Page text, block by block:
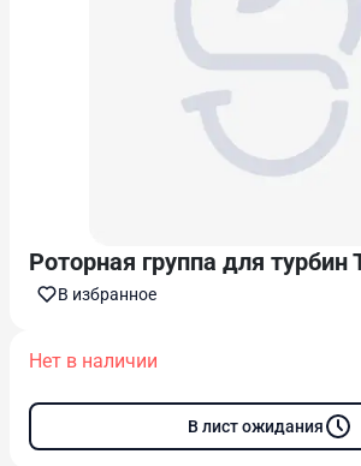
Роторная группа для турбин
В избранноe
Нет в наличии
В лист ожидания